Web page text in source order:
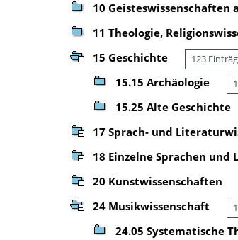
10 Geisteswissenschaften
11 Theologie,
15 Geschichte 123
15.15 Archäologie
15.25 Alte Geschichte
17 Sprach- und
18 Einzelne Sprachen und
20 Kunstwissenschaften
24 Musikwissenschaft
24.05 Systematische